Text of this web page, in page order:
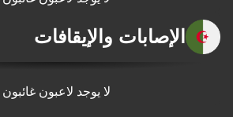
الإصابات والإيقافات
لا يوجد لاعبون غائبون